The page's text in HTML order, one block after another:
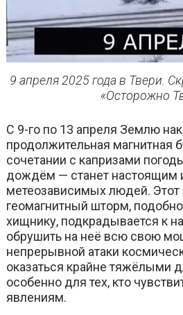
9 апреля 2025 года в Твери.
«Осторожно
С 9-го по 13 апреля Землю
продолжительная магнитная
сочетании с капризами
дождём — станет настоящим
метеозависимых людей. Этот
геомагнитный шторм,
хищнику, подкрадывается к
обрушить на неё всю свою
непрерывной атаки
оказаться крайне тяжёлыми
особенно для тех, кто
явлениям.